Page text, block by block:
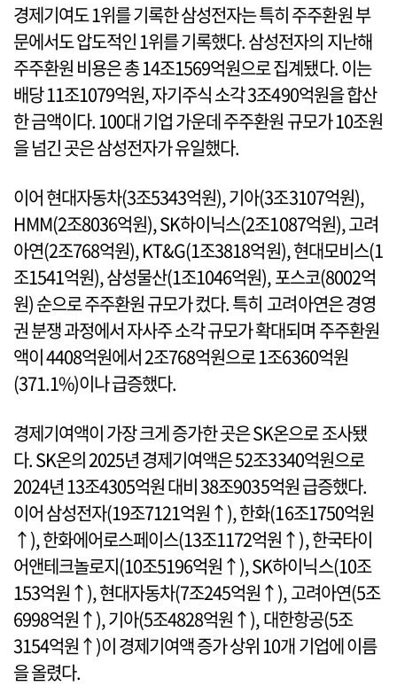
경제기여도 1위를 기록한 삼성전자는 특히 주주환원 부
문에서도 압도적인 1위를 기록했다. 삼성전자의 지난해
주주환원 비용은 총 14조1569억원으로 집계됐다. 이는
배당 11조1079억원, 자기주식 소각 3조490억원을 합산
한 금액이다. 100대 기업 가운데 주주환원 규모가 10조원
을 넘긴 곳은 삼성전자가 유일했다.
이어 현대자동차(3조5343억원), 기아(3조3107억원),
HMM(2조8036억원), SK하이닉스(2조1087억원), 고려
아연(2조768억원), KT&G(1조3818억원), 현대모비스(1
조1541억원), 삼성물산(1조1046억원), 포스코(8002억
원) 순으로 주주환원 규모가 컸다. 특히 고려아연은 경영
권 분쟁 과정에서 자사주 소각 규모가 확대되며 주주환원
액이 4408억원에서 2조768억원으로 1조6360억원
(371.1%)이나 급증했다.
경제기여액이 가장 크게 증가한 곳은 SK온으로 조사됐
다. SK온의 2025년 경제기여액은 52조3340억원으로
2024년 13조4305억원 대비 38조9035억원 급증했다.
이어 삼성전자(19조7121억원↑), 한화(16조1750억원
↑), 한화에어로스페이스(13조1172억원↑), 한국타이
어앤테크놀로지(10조5196억원↑), SK하이닉스(10조
153억원↑), 현대자동차(7조245억원↑), 고려아연(5조
6998억원↑), 기아(5조4828억원↑), 대한항공(5조
3154억원↑)이 경제기여액 증가 상위 10개 기업에 이름
을 올렸다.